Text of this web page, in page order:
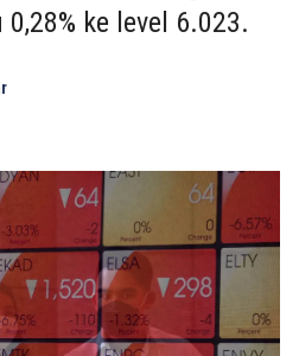
ke level 6.023.